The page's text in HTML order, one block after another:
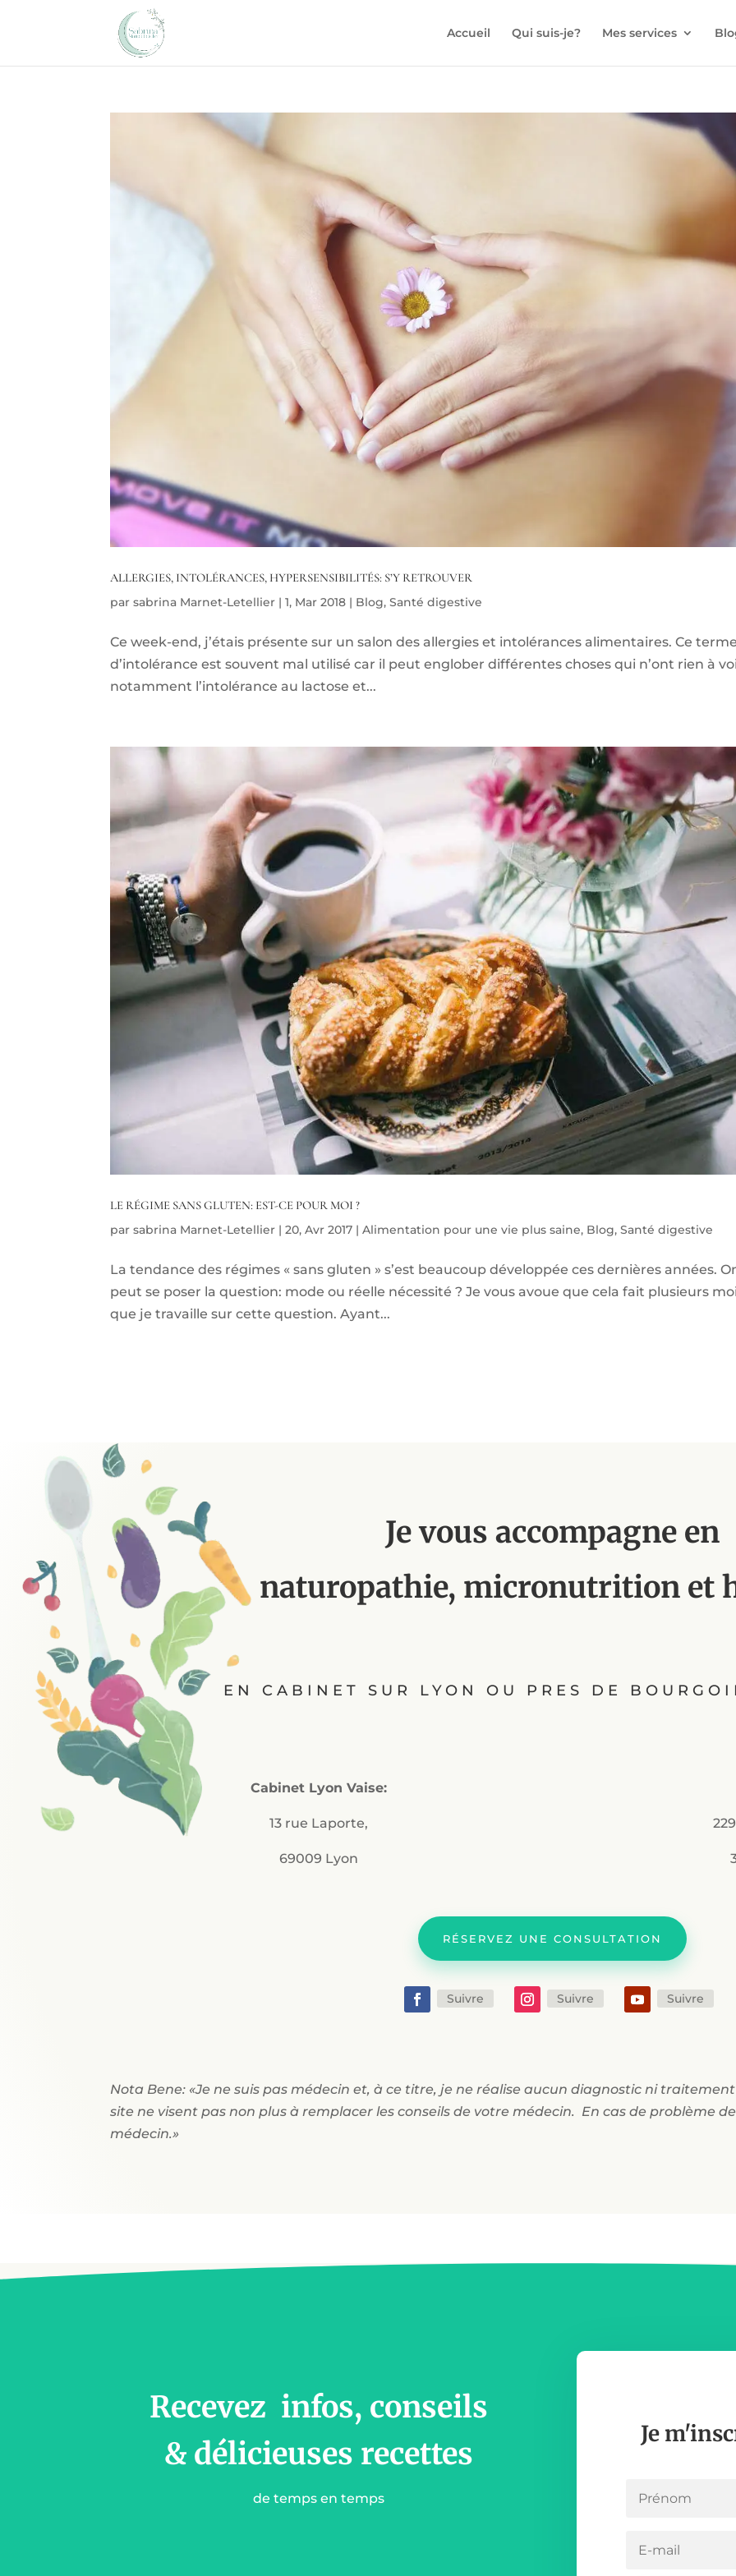
Accueil Qui suis-je? Mes services
ALLERGIES, INTOLÉRANCES, HYPERSENSIBILITÉS: S’Y RETROUVER
parsabrina Marnet-Letellier |1, Mar 2018 | Blog,Santé digestive
Ce week-end, j’étais présente sur un salon des allergies et intolérances alimentaires. Ce
d’intolérance est souvent mal utilisé car il peut englober différentes choses qui n’ont rien à
notamment l’intolérance au lactose et...
LE RÉGIME SANS GLUTEN: EST-CE POUR MOI ?
parsabrina Marnet-Letellier |20, Avr 2017 |Alimentation pour une vie plus saine, Blog,Santé digestive
La tendance des régimes « sans gluten » s’est beaucoup développée ces dernières années.
peut se poser la question: mode ou réelle nécessité ? Je vous avoue que cela fait plusieurs
que je travaille sur cette question. Ayant...
Je vous accompagne en
naturopathie, micronutrition et
EN CABINET SUR LYON OU PRES DE
Cabinet Lyon Vaise:
13 rue Laporte,
69009 Lyon
RÉSERVEZ UNE CONSULTATION
Suivre Suivre Suivre
Nota Bene: «Je ne suis pas médecin et, à ce titre, je ne réalise aucun diagnostic ni
site ne visent pas non plus à remplacer les conseils de votre médecin. En cas de problème
médecin.»
Recevez infos, conseils
& délicieuses recettes
de temps en temps
Je